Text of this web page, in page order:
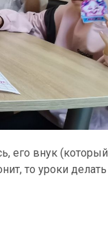
его внук (который
то уроки делать